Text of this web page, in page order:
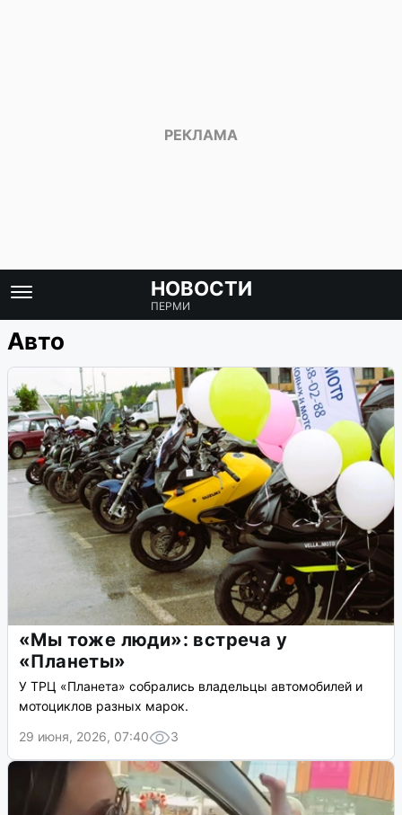
НОВОСТИ
ПЕРМИ
Авто
«Мы тоже люди»: встреча у
«Планеты»
У ТРЦ «Планета» собрались владельцы автомобилей и
мотоциклов разных марок.
29 июня, 2026, 07:40
3